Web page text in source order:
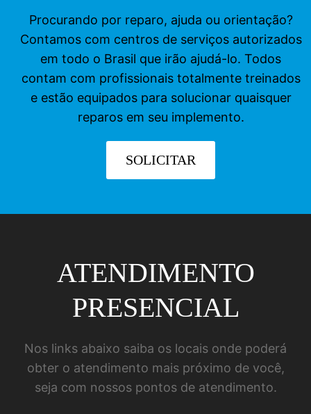
Procurando por reparo, ajuda ou orientação?
Contamos com centros de serviços autorizados
em todo o Brasil que irão ajudá-lo. Todos
contam com profissionais totalmente treinados
e estão equipados para solucionar quaisquer
reparos em seu implemento.
SOLICITAR
ATENDIMENTO
PRESENCIAL
Nos links abaixo saiba os locais onde poderá
obter o atendimento mais próximo de você,
seja com nossos pontos de atendimento.